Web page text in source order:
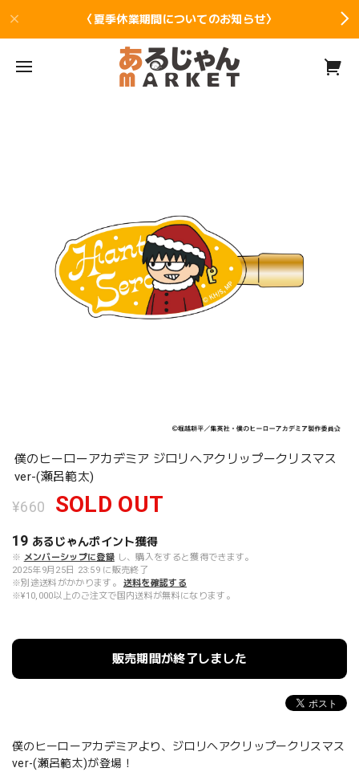
〈夏季休業期間についてのお知らせ〉
僕のヒーローアカデミア ジロリヘアクリップークリスマス
ver-(瀬呂範太)
¥660 SOLD OUT
19 あるじゃんポイント獲得
※ メンバーシップに登録 し、購入をすると獲得できます。
2025年9月25日 23:59 に販売終了
※別途送料がかかります。
送料を確認する
※¥10,000以上のご注文で国内送料が無料になります。
販売期間が終了しました
僕のヒーローアカデミアより、ジロリヘアクリップークリスマス
ver-(瀬呂範太)が登場！